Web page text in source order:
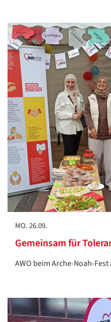
MO. 26.09.
Gemeinsam für
AWO beim Arche-Noah-